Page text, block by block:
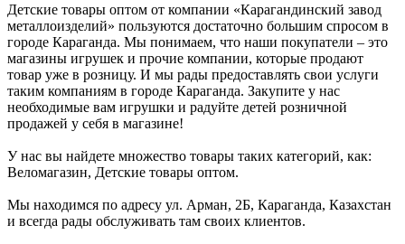
Детские товары оптом от компании «Карагандинский завод
металлоизделий» пользуются достаточно большим спросом в
городе Караганда. Мы понимаем, что наши покупатели – это
магазины игрушек и прочие компании, которые продают
товар уже в розницу. И мы рады предоставлять свои услуги
таким компаниям в городе Караганда. Закупите у нас
необходимые вам игрушки и радуйте детей розничной
продажей у себя в магазине!
У нас вы найдете множество товары таких категорий, как:
Веломагазин, Детские товары оптом.
Мы находимся по адресу ул. Арман, 2Б, Караганда, Казахстан
и всегда рады обслуживать там своих клиентов.